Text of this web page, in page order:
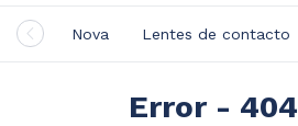
Nova Lentes de contacto
Error - 404